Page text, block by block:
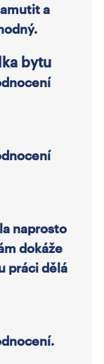
a
bytu
naprosto
dokáže
práci dělá